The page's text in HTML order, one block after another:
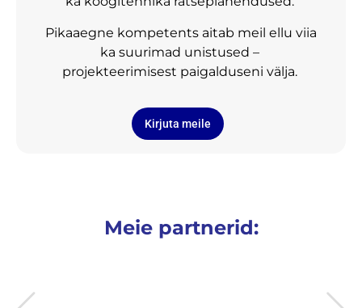
Pikaaegne kompetents aitab meil ellu viia
ka suurimad unistused –
projekteerimisest paigalduseni välja.
Kirjuta meile
Meie partnerid: